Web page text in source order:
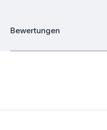
Bewertungen